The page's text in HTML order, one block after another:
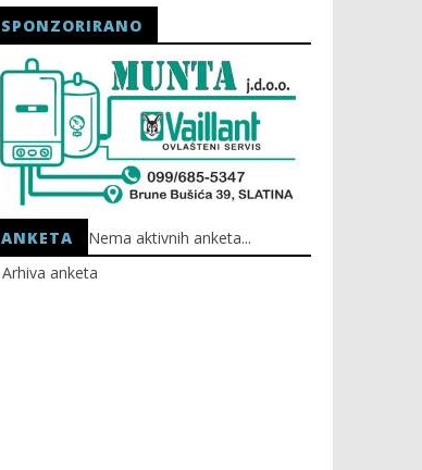
HEP: Bez struje
15.11.2025.
slatina.net
SPONZORIRANO
ANKETA
Nema aktivnih anketa...
Arhiva anketa